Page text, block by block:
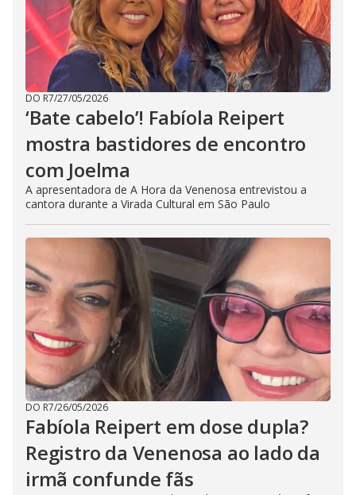
DO R7/27/05/2026
‘Bate cabelo’! Fabíola Reipert
mostra bastidores de encontro
com Joelma
A apresentadora de A Hora da Venenosa entrevistou a
cantora durante a Virada Cultural em São Paulo
DO R7/26/05/2026
Fabíola Reipert em dose dupla?
Registro da Venenosa ao lado da
irmã confunde fãs